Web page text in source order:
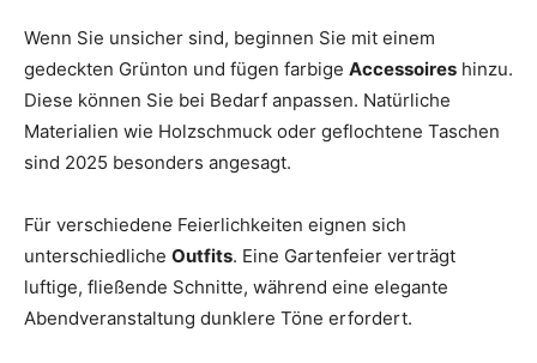
Wenn Sie unsicher sind, beginnen Sie mit einem
gedeckten Grünton und fügen farbige Accessoires hinzu.
Diese können Sie bei Bedarf anpassen. Natürliche
Materialien wie Holzschmuck oder geflochtene Taschen
sind 2025 besonders angesagt.
Für verschiedene Feierlichkeiten eignen sich
unterschiedliche Outfits. Eine Gartenfeier verträgt
luftige, fließende Schnitte, während eine elegante
Abendveranstaltung dunklere Töne erfordert.